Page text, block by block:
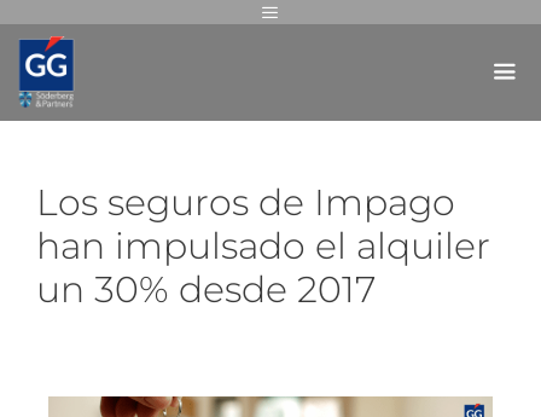
Los seguros de Impago
han impulsado el alquiler
un 30% desde 2017